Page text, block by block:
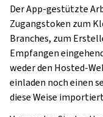
Der App-gestützte
Zugangstoken zum
Branches, zum
Empfangen
weder den Hosted-
einladen noch einen
diese Weise